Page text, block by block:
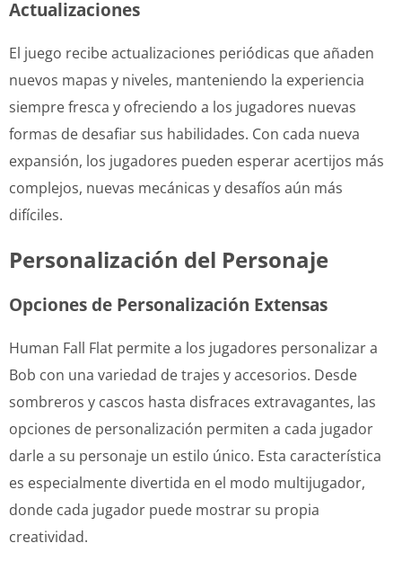
Actualizaciones
El juego recibe actualizaciones periódicas que añaden
nuevos mapas y niveles, manteniendo la experiencia
siempre fresca y ofreciendo a los jugadores nuevas
formas de desafiar sus habilidades. Con cada nueva
expansión, los jugadores pueden esperar acertijos más
complejos, nuevas mecánicas y desafíos aún más
difíciles.
Personalización del Personaje
Opciones de Personalización Extensas
Human Fall Flat permite a los jugadores personalizar a
Bob con una variedad de trajes y accesorios. Desde
sombreros y cascos hasta disfraces extravagantes, las
opciones de personalización permiten a cada jugador
darle a su personaje un estilo único. Esta característica
es especialmente divertida en el modo multijugador,
donde cada jugador puede mostrar su propia
creatividad.